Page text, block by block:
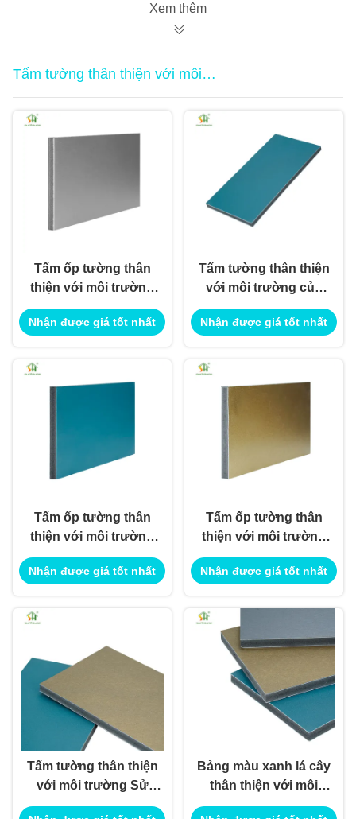
Xem thêm
Tấm tường thân thiện với môi
trường
Tấm ốp tường thân
thiện với môi trường
thân thiện với môi
trường để sử dụng
Nhận được giá tốt nhất
Tấm tường thân thiện
với môi trường của
khách sạn bền vững
để sử dụng trang trí
Nhận được giá tốt nhất
Tấm ốp tường thân
thiện với môi trường
tự nhiên thân thiện
với môi trường để sử
Nhận được giá tốt nhất
Tấm ốp tường thân
thiện với môi trường
thân thiện với môi
trường để sử dụng
Nhận được giá tốt nhất
Tấm tường thân thiện
với môi trường Sử
dụng trang trí nội thất
Bảng màu xanh lá cây
thân thiện với môi
trường Sử dụng